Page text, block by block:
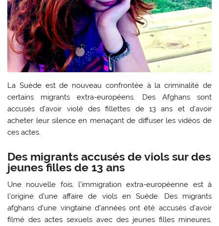
La Suède est de nouveau confrontée à la criminalité de
certains migrants extra-européens. Des Afghans sont
accusés d’avoir violé des fillettes de 13 ans et d’avoir
acheter leur silence en menaçant de diffuser les vidéos de
ces actes.
Des migrants accusés de viols sur des
jeunes filles de 13 ans
Une nouvelle fois, l’immigration extra-européenne est à
l’origine d’une affaire de viols en Suède. Des migrants
afghans d’une vingtaine d’années ont été accusés d’avoir
filmé des actes sexuels avec des jeunes filles mineures,